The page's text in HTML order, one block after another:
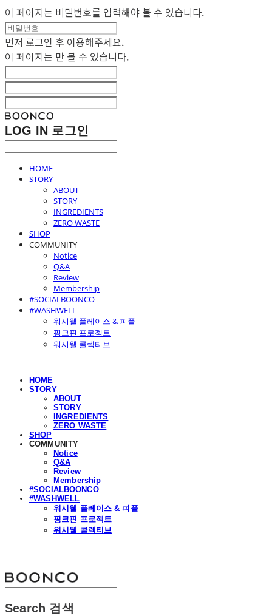
이 페이지는 비밀번호를 입력해야 볼 수 있습니다.
먼저 로그인 후 이용해주세요.
이 페이지는 만 볼 수 있습니다.
LOG IN 로그인
HOME
STORY
ABOUT
STORY
INGREDIENTS
ZERO WASTE
SHOP
COMMUNITY
Notice
Q&A
Review
Membership
#SOCIALBOONCO
#WASHWELL
워시웰 플레이스 & 피플
핑크핀 프로젝트
워시웰 콜렉티브
HOME
STORY
ABOUT
STORY
INGREDIENTS
ZERO WASTE
SHOP
COMMUNITY
Notice
Q&A
Review
Membership
#SOCIALBOONCO
#WASHWELL
워시웰 플레이스 & 피플
핑크핀 프로젝트
워시웰 콜렉티브
Search 검색